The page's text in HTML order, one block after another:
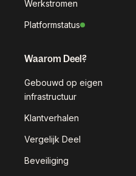
Werkstromen
Platformstatus
Waarom Deel?
Gebouwd op eigen
infrastructuur
Klantverhalen
Vergelijk Deel
Beveiliging